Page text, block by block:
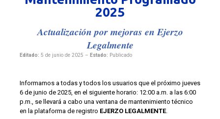
2025
Actualización por mejoras en Ejerzo
Legalmente
Editado: 5 de junio de 2025 – Estado: Publicado
Informamos a todas y todos los usuarios que el próximo jueves
6 de junio de 2025, en el siguiente horario: 12:00 a.m. a las 6:00
p.m., se llevará a cabo una ventana de mantenimiento técnico
en la plataforma de registro EJERZO LEGALMENTE.